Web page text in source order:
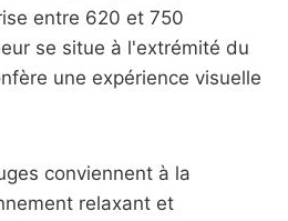
entre 620 et 750
se situe à l'extrémité du
une expérience visuelle
conviennent à la
relaxant et